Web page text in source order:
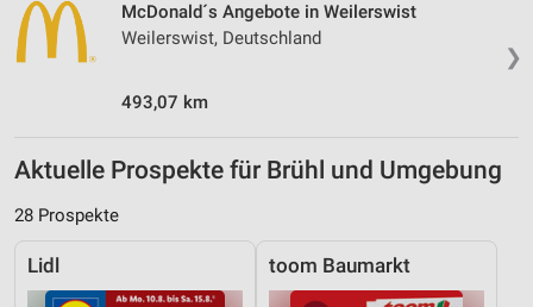
❯
McDonald´s Angebote in Weilerswist
Weilerswist, Deutschland
493,07 km
Aktuelle Prospekte für Brühl und Umgebung
28 Prospekte
Lidl toom Baumarkt